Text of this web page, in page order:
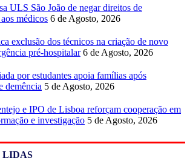
ULS São João de negar direitos de
médicos 6 de Agosto, 2026
exclusão dos técnicos na criação de novo
pré-hospitalar 6 de Agosto, 2026
por estudantes apoia famílias após
demência 5 de Agosto, 2026
e IPO de Lisboa reforçam cooperação em
e investigação 5 de Agosto, 2026
LIDAS